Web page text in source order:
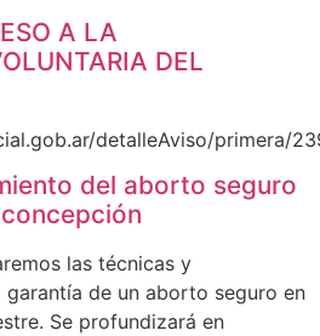
A LA
DEL
detalleAviso/primera/
del aborto seguro
las técnicas y
de un aborto seguro en
Se profundizará en